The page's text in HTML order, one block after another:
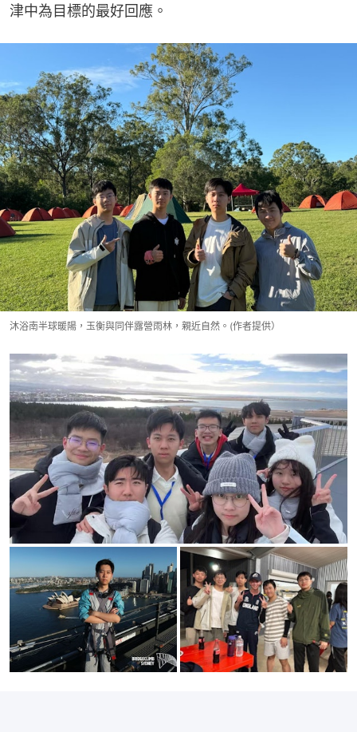
津中為目標的最好回應。
沐浴南半球暖陽，玉衡與同伴露營雨林，親近自然。(作者提供）